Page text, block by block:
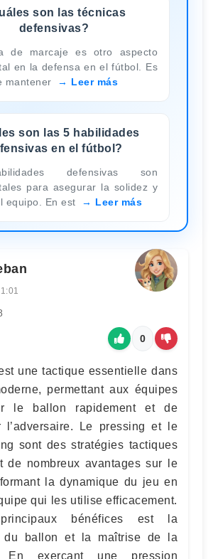
son las técnicas
defensivas?
de marcaje es otro aspecto
en la defensa en el fútbol. Es
mantener
Leer más
son las 5 habilidades
en el fútbol?
defensivas son
para asegurar la solidez y
equipo. En est
Leer más
0
une tactique essentielle dans
permettant aux équipes
le ballon rapidement et de
l’adversaire. Le pressing et le
sont des stratégies tactiques
de nombreux avantages sur le
la dynamique du jeu en
qui les utilise efficacement.
bénéfices est la
du ballon et la maîtrise de la
En exerçant une pression